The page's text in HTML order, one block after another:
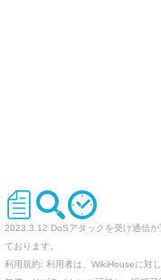
2023.3.12 DoSアタックを受け通信が
ております。
利用規約: 利用者は、WikiHouseに対